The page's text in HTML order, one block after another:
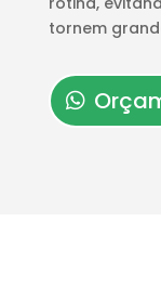
tornem